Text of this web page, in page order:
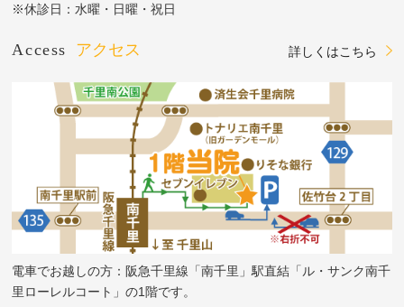
※休診日：水曜・日曜・祝日
Access アクセス 詳しくはこちら
電車でお越しの方：阪急千里線「南千里」駅直結「ル・サンク南千
里ローレルコート」の1階です。